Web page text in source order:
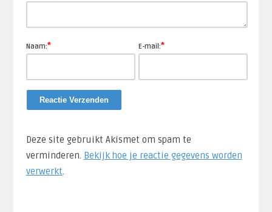
Naam:* E-mail:*
Deze site gebruikt Akismet om spam te
verminderen. Bekijk hoe je reactie gegevens worden
verwerkt.